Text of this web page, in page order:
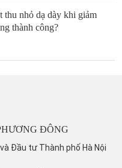
thu nhỏ dạ dày khi giảm
thành công?
ĐÔNG
Đầu tư Thành phố Hà Nội